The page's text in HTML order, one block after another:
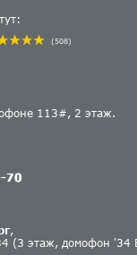
(508)
113#, 2 этаж.
70
,
(3 этаж, домофон '34